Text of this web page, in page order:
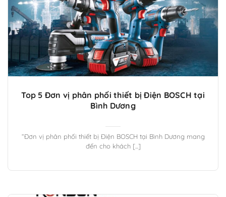
Top 5 Đơn vị phân phối thiết bị Điện BOSCH tại
Bình Dương
“Đơn vị phân phối thiết bị Điện BOSCH tại Bình Dương mang
đến cho khách [...]